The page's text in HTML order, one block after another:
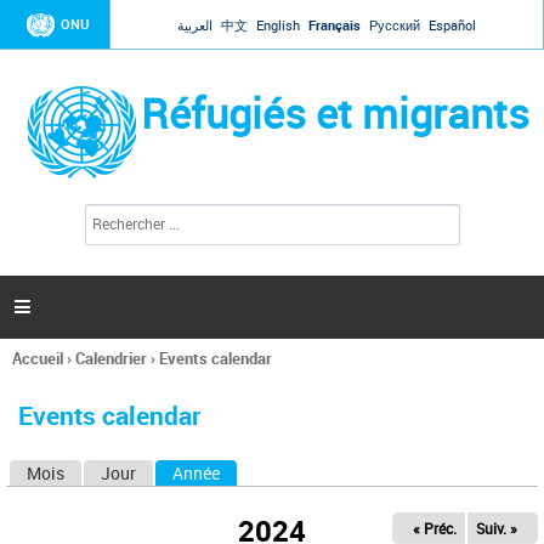
Jump to navigation
ONU العربية 中文 English Français Русский Español
Réfugiés et migrants
l
c
h
e

Vous
ici
Accueil›Calendrier› Events calendar
Events calendar
Mois Jour Année
2024 « Préc. Suiv. »